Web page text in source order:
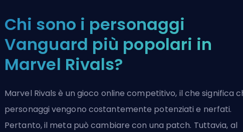
Chi sono i personaggi
Vanguard più popolari in
Marvel Rivals?
Marvel Rivals è un gioco online competitivo, il che significa
personaggi vengono costantemente potenziatie nerfati.
Pertanto, il meta può cambiare con una patch. Tuttavia, al